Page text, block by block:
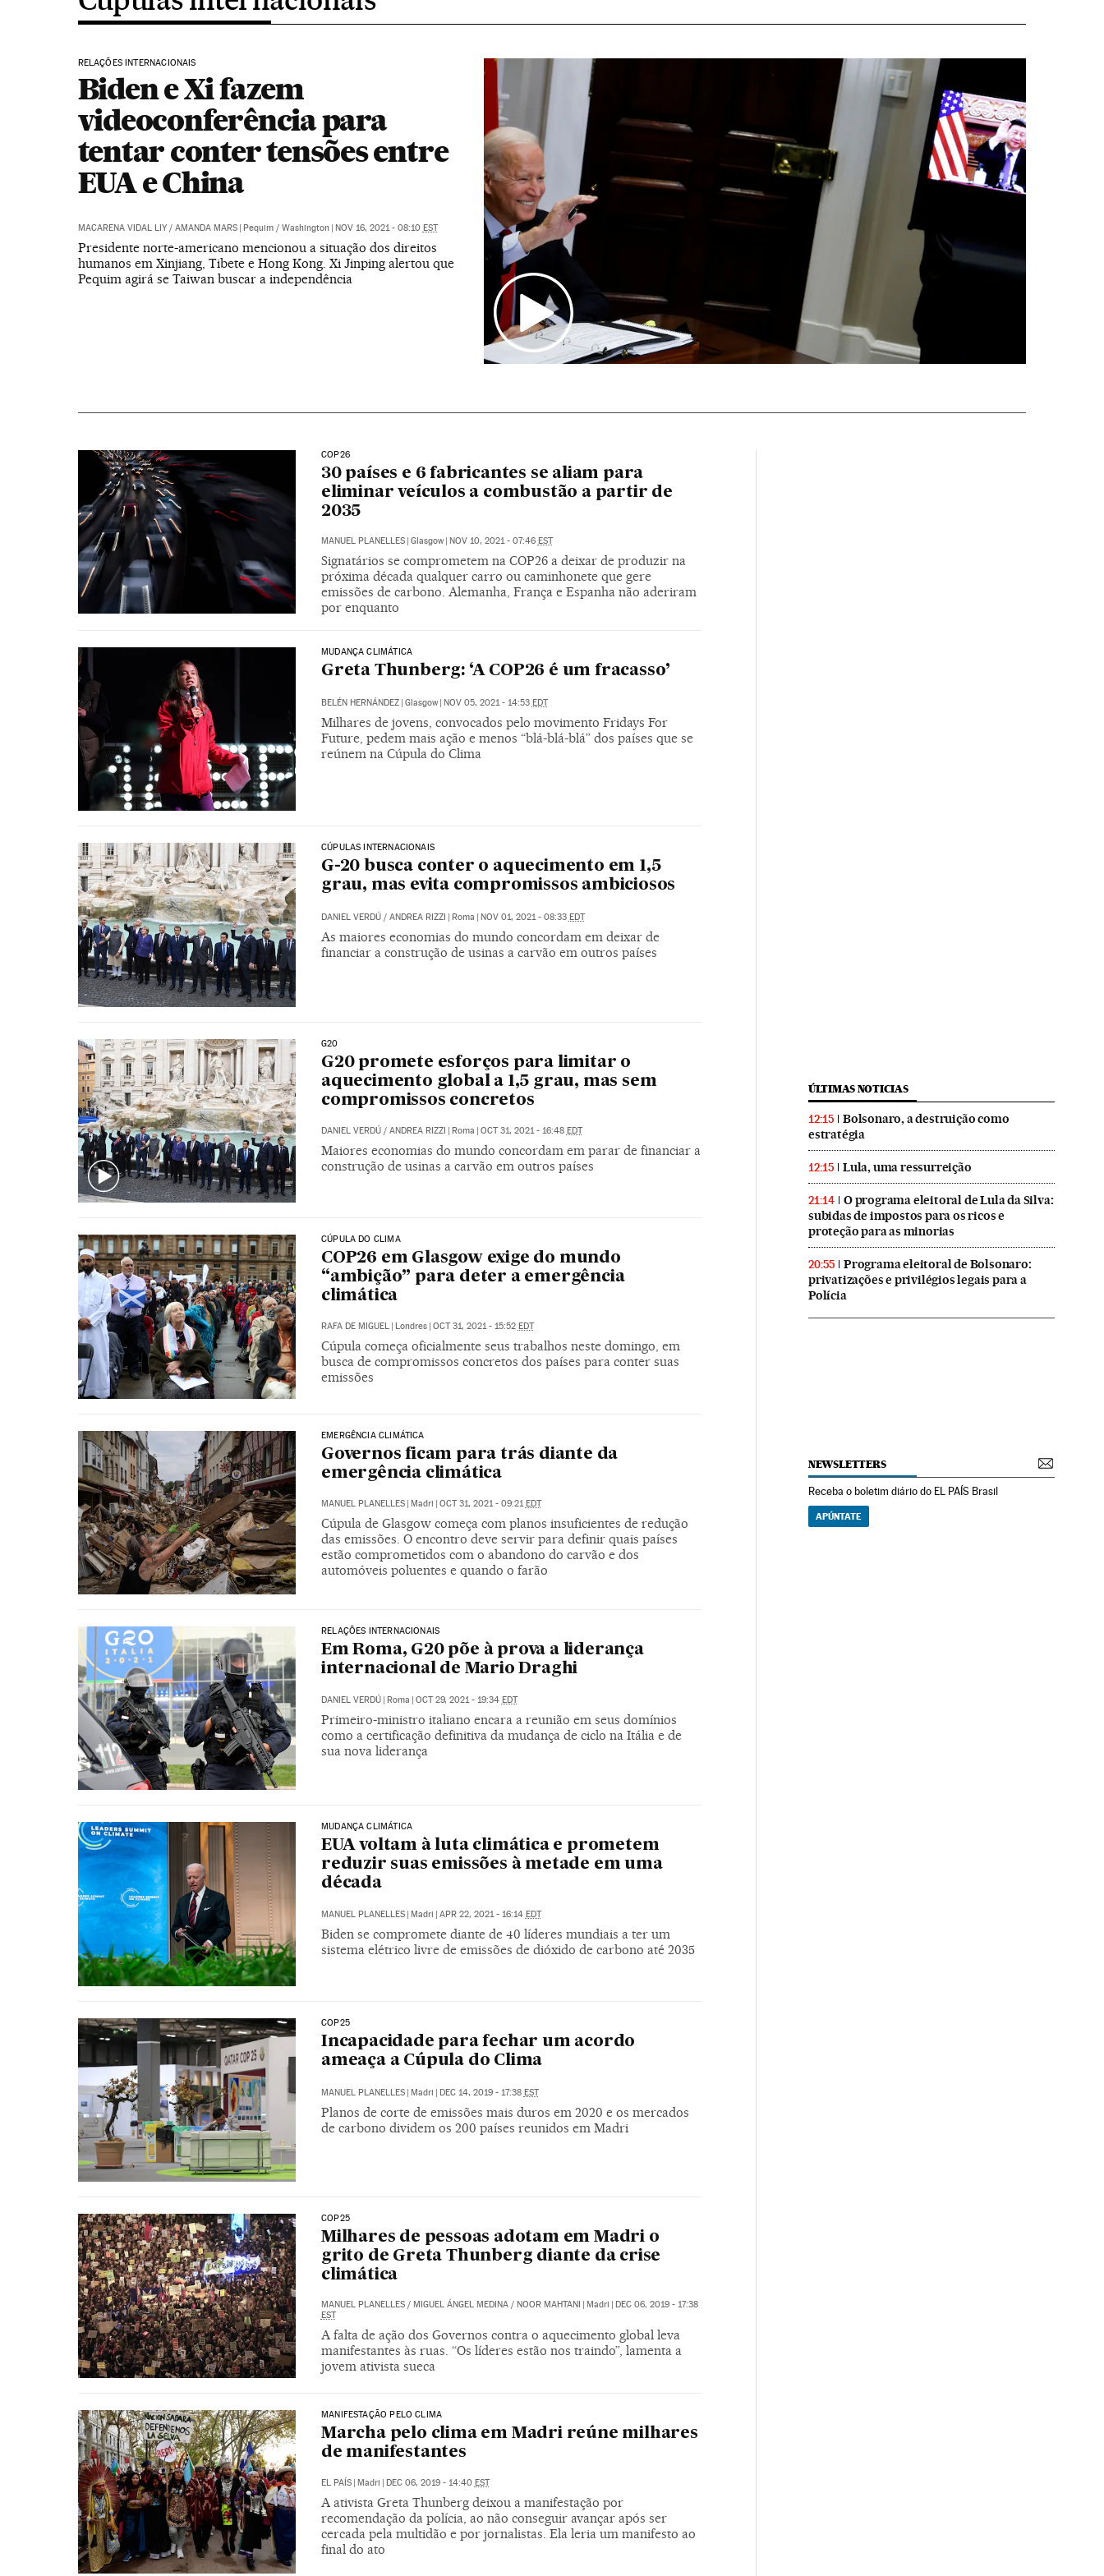
RELAÇÕES INTERNACIONAIS
Biden e Xi fazem
videoconferência para
tentar conter tensões entre
EUA e China
MACARENA VIDAL LIY/ AMANDA MARS | Pequim / Washington | NOV 16, 2021 - 08:10 EST
Presidente norte-americano mencionou a situação dos direitos
humanos em Xinjiang, Tibete e Hong Kong. Xi Jinping alertou que
Pequim agirá se Taiwan buscar a independência
COP26
30 países e 6 fabricantes se aliam para
eliminar veículos a combustão a partir de
2035
MANUEL PLANELLES | Glasgow | NOV 10, 2021 - 07:46 EST
Signatários se comprometem na COP26 a deixar de produzir na
próxima década qualquer carro ou caminhonete que gere
emissões de carbono. Alemanha, França e Espanha não aderiram
por enquanto
MUDANÇA CLIMÁTICA
Greta Thunberg: ‘A COP26 é um fracasso’
BELÉN HERNÁNDEZ | Glasgow | NOV 05, 2021 - 14:53 EDT
Milhares de jovens, convocados pelo movimento Fridays For
Future, pedem mais ação e menos “blá-blá-blá” dos países que se
reúnem na Cúpula do Clima
CÚPULAS INTERNACIONAIS
G-20 busca conter o aquecimento em 1,5
grau, mas evita compromissos ambiciosos
DANIEL VERDÚ/ ANDREA RIZZI Roma NOV 01, 2021 - 08:33 EDT
As maiores economias do mundo concordam em deixar de
financiar a construção de usinas a carvão em outros países
G20
G20 promete esforços para limitar o
aquecimento global a 1,5 grau, mas sem
compromissos concretos
DANIEL VERDÚ/ ANDREA RIZZI Roma OCT 31, 2021 - 16:48 EDT
Maiores economias do mundo concordam em parar de financiar a
construção de usinas a carvão em outros países
CÚPULA DO CLIMA
COP26 em Glasgow exige do mundo
“ambição” para deter a emergência
climática
RAFA DE MIGUEL | Londres | OCT 31, 2021 - 15:52 EDT
Cúpula começa oficialmente seus trabalhos neste domingo, em
busca de compromissos concretos dos países para conter suas
emissões
EMERGÊNCIA CLIMÁTICA
Governos ficam para trás diante da
emergência climática
MANUEL PLANELLES | Madri | OCT 31, 2021 - 09:21 EDT
Cúpula de Glasgow começa com planos insuficientes de redução
das emissões. O encontro deve servir para definir quais países
estão comprometidos com o abandono do carvão e dos
automóveis poluentes e quando o farão
RELAÇÕES INTERNACIONAIS
Em Roma, G20 põe à prova a liderança
internacional de Mario Draghi
DANIEL VERDÚ | Roma | OCT 29, 2021 - 19:34 EDT
Primeiro-ministro italiano encara a reunião em seus domínios
como a certificação definitiva da mudança de ciclo na Itália e de
sua nova liderança
MUDANÇA CLIMÁTICA
EUA voltam à luta climática e prometem
reduzir suas emissões à metade em uma
década
MANUEL PLANELLES Madri APR 22, 2021 - 16:14 EDT
Biden se compromete diante de 40 líderes mundiais a ter um
sistema elétrico livre de emissões de dióxido de carbono até 2035
COP25
Incapacidade para fechar um acordo
ameaça a Cúpula do Clima
MANUEL PLANELLES | Madri | DEC 14, 2019 - 17:38 EST
Planos de corte de emissões mais duros em 2020 e os mercados
de carbono dividem os 200 países reunidos em Madri
COP25
Milhares de pessoas adotam em Madri o
grito de Greta Thunberg diante da crise
climática
MANUEL PLANELLES/ MIGUEL ÁNGEL MEDINA/ NOOR MAHTANI Madri
DEC 06, 2019 - 17:38
EST
A falta de ação dos Governos contra o aquecimento global leva
manifestantes às ruas. “Os líderes estão nos traindo”, lamenta a
jovem ativista sueca
MANIFESTAÇÃO PELO CLIMA
Marcha pelo clima em Madri reúne milhares
de manifestantes
EL PAÍS | Madri | DEC 06, 2019 - 14:40 EST
A ativista Greta Thunberg deixou a manifestação por
recomendação da polícia, ao não conseguir avançar após ser
cercada pela multidão e por jornalistas. Ela leria um manifesto ao
final do ato
ÚLTIMAS NOTICIAS
12:15
Bolsonaro, a destruição como
estratégia
12:15 Lula, uma ressurreição
21:14
O programa eleitoral de Lula da Silva:
subidas de impostos para os ricos e
proteção para as minorias
20:55
Programa eleitoral de Bolsonaro:
privatizações e privilégios legais para a
Polícia
NEWSLETTERS
Receba o boletim diário do EL PAÍS Brasil
APÚNTATE